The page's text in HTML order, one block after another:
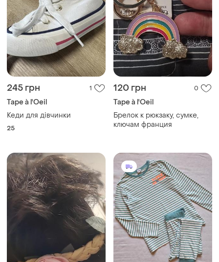
245 грн 1
Tape à l'Oeil
Кеди для дівчинки
25
120 грн 0
Tape à l'Oeil
Брелок к рюкзаку, сумке,
ключам франция